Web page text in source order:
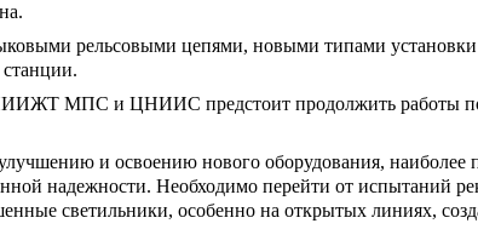
рельсовыми цепями, новыми типами
МПС и ЦНИИС предстоит продолжить работы по
и освоению нового оборудования,
надежности. Необходимо перейти от испытаний
светильники, особенно на открытых линиях,